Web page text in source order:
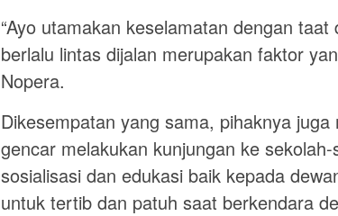
“Ayo utamakan keselamatan dengan
berlalu lintas dijalan merupakan faktor
Nopera.
Dikesempatan yang sama, pihaknya
gencar melakukan kunjungan ke
sosialisasi dan edukasi baik kepada
untuk tertib dan patuh saat berkendara